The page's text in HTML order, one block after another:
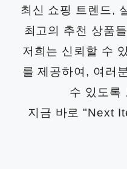
최신 쇼핑 트렌드,
최고의 추천 상품
저희는 신뢰할 수
를 제공하여, 여러
수 있도록
지금 바로 "Next